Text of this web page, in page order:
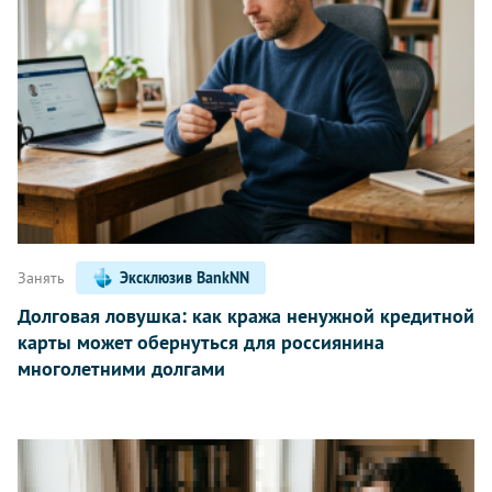
Занять Эксклюзив BankNN
Долговая ловушка: как кража ненужной кредитной
карты может обернуться для россиянина
многолетними долгами